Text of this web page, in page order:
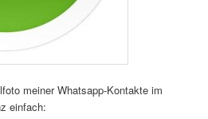
meiner Whatsapp-Kontakte im
einfach: